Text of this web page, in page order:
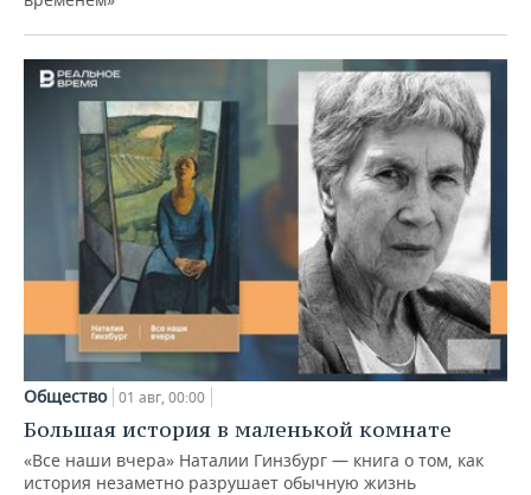
Общество 01 авг, 00:00
Большая история в маленькой комнате
«Все наши вчера» Наталии Гинзбург — книга о том, как
история незаметно разрушает обычную жизнь